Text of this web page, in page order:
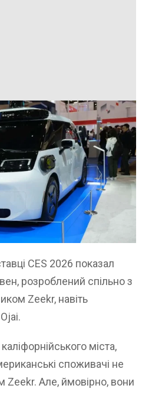
CES 2026 показал
розроблений спільно з
Zeekr, навіть
міста,
споживачі не
Але, ймовірно, вони